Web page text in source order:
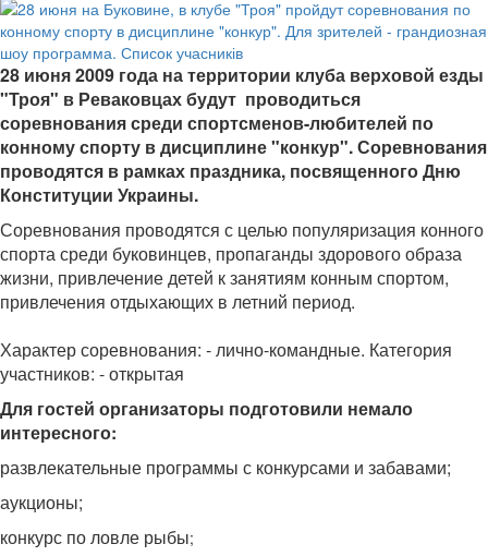
28 июня 2009 года на территории клуба верховой езды
"Троя" в Реваковцах будут проводиться
соревнования среди спортсменов-любителей по
конному спорту в дисциплине "конкур". Соревнования
проводятся в рамках праздника, посвященного Дню
Конституции Украины.
Соревнования проводятся с целью популяризация конного
спорта среди буковинцев, пропаганды здорового образа
жизни, привлечение детей к занятиям конным спортом,
привлечения отдыхающих в летний период.
Характер соревнования: - лично-командные. Категория
участников: - открытая
Для гостей организаторы подготовили немало
интересного:
развлекательные программы с конкурсами и забавами;
аукционы;
конкурс по ловле рыбы;